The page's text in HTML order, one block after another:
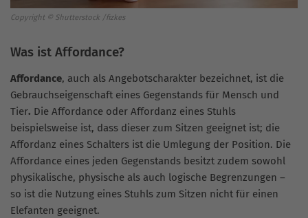
Copyright © Shutterstock /fizkes
Was ist Affordance?
Affordance, auch als Angebotscharakter bezeichnet, ist die
Gebrauchseigenschaft eines Gegenstands für Mensch und
Tier. Die Affordance oder Affordanz eines Stuhls
beispielsweise ist, dass dieser zum Sitzen geeignet ist; die
Affordanz eines Schalters ist die Umlegung der Position. Die
Affordance eines jeden Gegenstands besitzt zudem sowohl
physikalische, physische als auch logische Begrenzungen –
so ist die Nutzung eines Stuhls zum Sitzen nicht für einen
Elefanten geeignet.